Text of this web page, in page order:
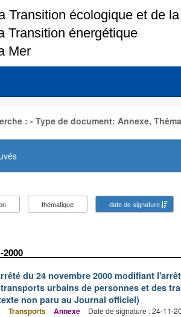
: - Type de document: Annexe,
thématique
date de signature
2000
du 24 novembre 2000 modifiant
urbains de personnes et des
non paru au Journal officiel)
Transports Annexe Date de signature : 24-11-